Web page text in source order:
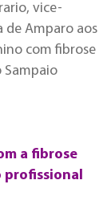
vice-
de Amparo aos
com fibrose
Sampaio
a fibrose
profissional